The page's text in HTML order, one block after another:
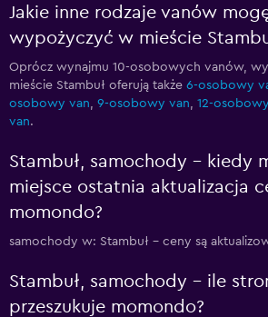
Jakie inne rodzaje vanów
wypożyczyć w mieście
Oprócz wynajmu 10-osobowych vanów,
mieście Stambuł oferują także 6-osobowy
osobowy van, 9-osobowy van, 12-
van.
Stambuł, samochody – kiedy
miejsce ostatnia aktualizacja
momondo?
samochody w: Stambuł – ceny są
Stambuł, samochody – ile
przeszukuje momondo?